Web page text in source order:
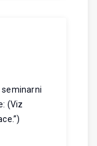
seminarni
(Viz